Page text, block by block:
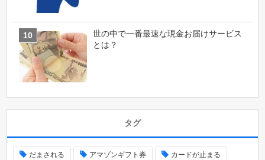
世の中で一番最速な現金お届けサービス
とは？
タグ
だまされる アマゾンギフト券 カードが止まる